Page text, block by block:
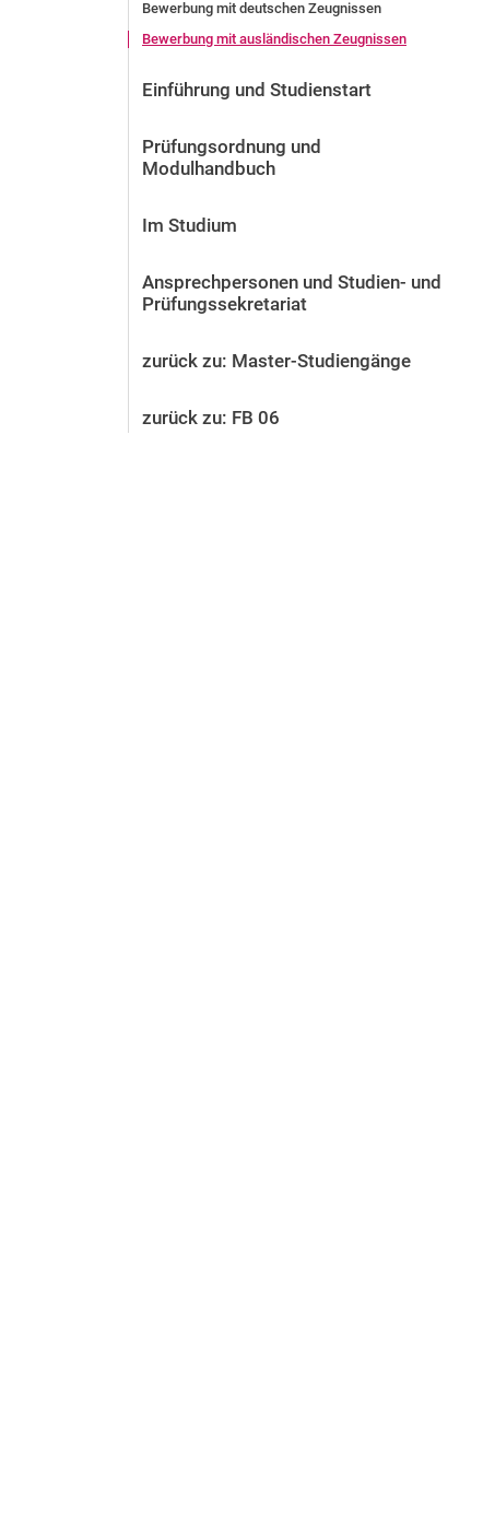
Stellenangebote
Kontakt und Standorte
Vor der Bewerbung
Nach der Bewerbung
Bewerbung mit deutschen Zeugnissen
Bewerbung mit ausländischen Zeugnissen
Einführung und Studienstart
Prüfungsordnung und
Modulhandbuch
Im Studium
Ansprechpersonen und Studien- und
Prüfungssekretariat
zurück zu: Master-Studiengänge
zurück zu: FB 06